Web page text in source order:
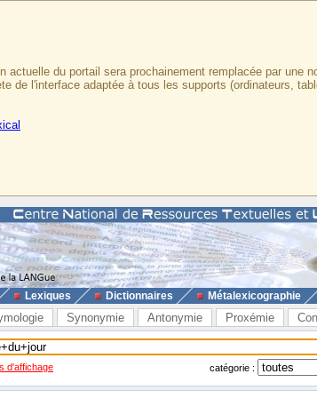
du portail sera prochainement remplacée par une
de l'interface adaptée à tous les supports (ordinateurs,
Lexiques Dictionnaires Métalexicographie
Synonymie Antonymie Proxémie
d'affichage catégorie :